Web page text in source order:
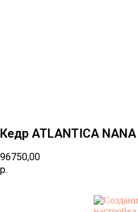
Кедр ATLANTICA
96750,00
р.